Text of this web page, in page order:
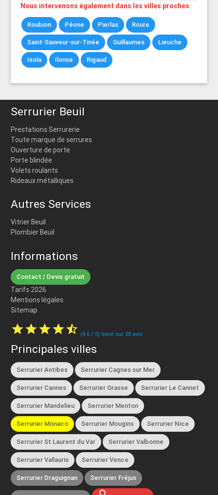
Nous intervenons également dans les villes proches.
Roubion Péone Pierlas Roure
Saint-Sauveur-sur-Tinée Guillaumes Lieuche
Isola Ilonse Rigaud
Serrurier Beuil
Prestations Serrurerie
Toute marque de serrures
Ouverture de porte
Porte blindée
Volets roulants
Rideaux métalliques
Autres Services
Vitrier Beuil
Plombier Beuil
Informations
Contact / Devis gratuit
Tarifs 2026
Mentions légales
Sitemap
starstarstarstarstar_half (4.6 / 5) basé sur 28 avis
Principales villes
Serrurier Antibes Serrurier Cagnes sur Mer
Serrurier Cannes Serrurier Grasse Serrurier Le Cannet
Serrurier Mandelieu Serrurier Menton
Serrurier Monaco Serrurier Mougins Serrurier Nice
Serrurier St Laurent du Var Serrurier Valbonne
Serrurier Vallauris Serrurier Vence
Serrurier Draguignan Serrurier Fréjus